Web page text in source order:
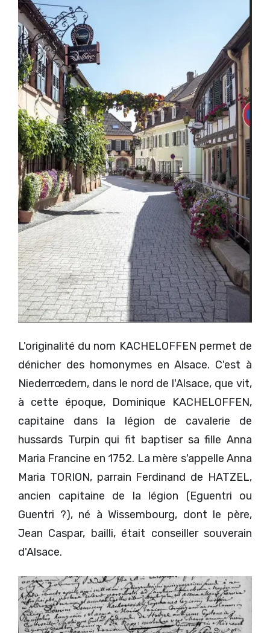
L'originalité du nom KACHELOFFEN permet de
dénicher des homonymes en Alsace. C'est à
Niederrœdern, dans le nord de l'Alsace, que vit,
à cette époque, Dominique KACHELOFFEN,
capitaine dans la légion de cavalerie de
hussards Turpin qui fit baptiser sa fille Anna
Maria Francine en 1752. La mère s'appelle Anna
Maria TORION, parrain Ferdinand de HATZEL,
ancien capitaine de la légion (Eguentri ou
Guentri ?), né à Wissembourg, dont le père,
Jean Caspar, bailli, était conseiller souverain
d'Alsace.